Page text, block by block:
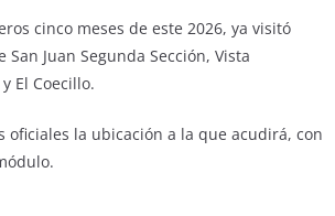
cinco meses de este 2026, ya visitó
Juan Segunda Sección, Vista
El Coecillo.
oficiales la ubicación a la que acudirá, con